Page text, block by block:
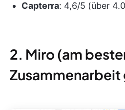
Capterra: 4,6/5 (über
2. Miro (am